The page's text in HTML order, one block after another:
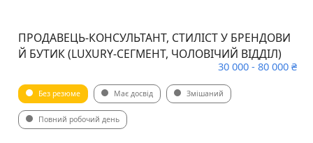
ПРОДАВЕЦЬ-КОНСУЛЬТАНТ, СТИЛІСТ У БРЕНДОВИ
Й БУТИК (LUXURY-СЕГМЕНТ, ЧОЛОВІЧИЙ ВІДДІЛ)
30 000 - 80 000 ₴
Без резюме Має досвід Змішаний
Повний робочий день